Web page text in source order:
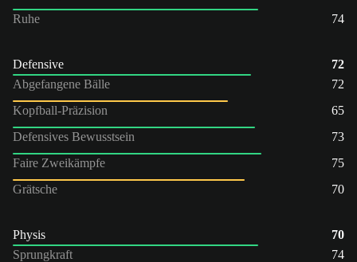
Ruhe
74
Defensive
72
Abgefangene Bälle
72
Kopfball-Präzision
65
Defensives Bewusstsein
73
Faire Zweikämpfe
75
Grätsche
70
Physis
70
Sprungkraft
74